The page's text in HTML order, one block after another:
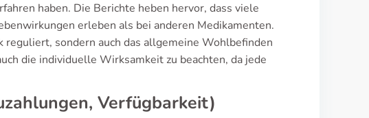
haben. Die Berichte heben hervor, dass viele
erleben als bei anderen Medikamenten.
sondern auch das allgemeine Wohlbefinden
die individuelle Wirksamkeit zu beachten, da jede
Verfügbarkeit)